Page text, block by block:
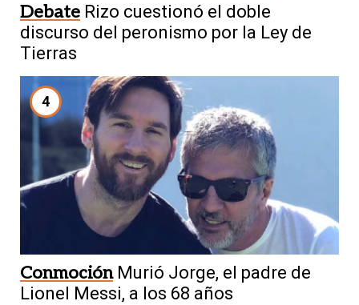
Debate Rizo cuestionó el doble
discurso del peronismo por la Ley de
Tierras
4
Conmoción Murió Jorge, el padre de
Lionel Messi, a los 68 años